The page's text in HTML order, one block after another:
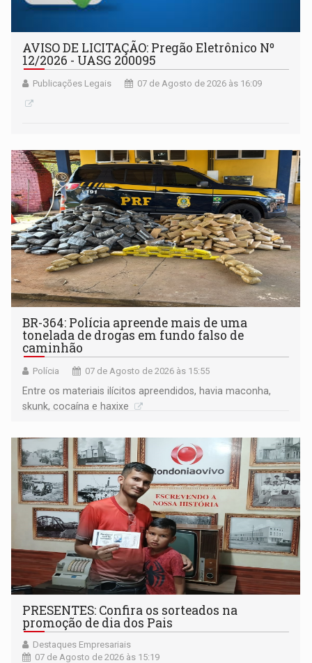
AVISO DE LICITAÇÃO: Pregão Eletrônico Nº
12/2026 - UASG 200095
Publicações Legais 07 de Agosto de 2026 às 16:09
BR-364: Polícia apreende mais de uma
tonelada de drogas em fundo falso de
caminhão
Polícia 07 de Agosto de 2026 às 15:55
Entre os materiais ilícitos apreendidos, havia maconha,
skunk, cocaína e haxixe
PRESENTES: Confira os sorteados na
promoção de dia dos Pais
Destaques Empresariais
07 de Agosto de 2026 às 15:19